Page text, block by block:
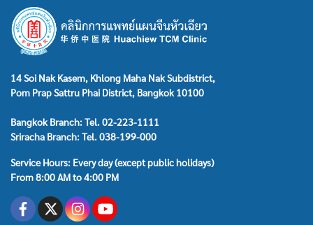
14 Soi Nak Kasem, Khlong Maha Nak Subdistrict,
Pom Prap Sattru Phai District, Bangkok 10100
Bangkok Branch: Tel. 02-223-1111
Sriracha Branch: Tel. 038-199-000
Service Hours: Every day (except public holidays)
From 8:00 AM to 4:00 PM